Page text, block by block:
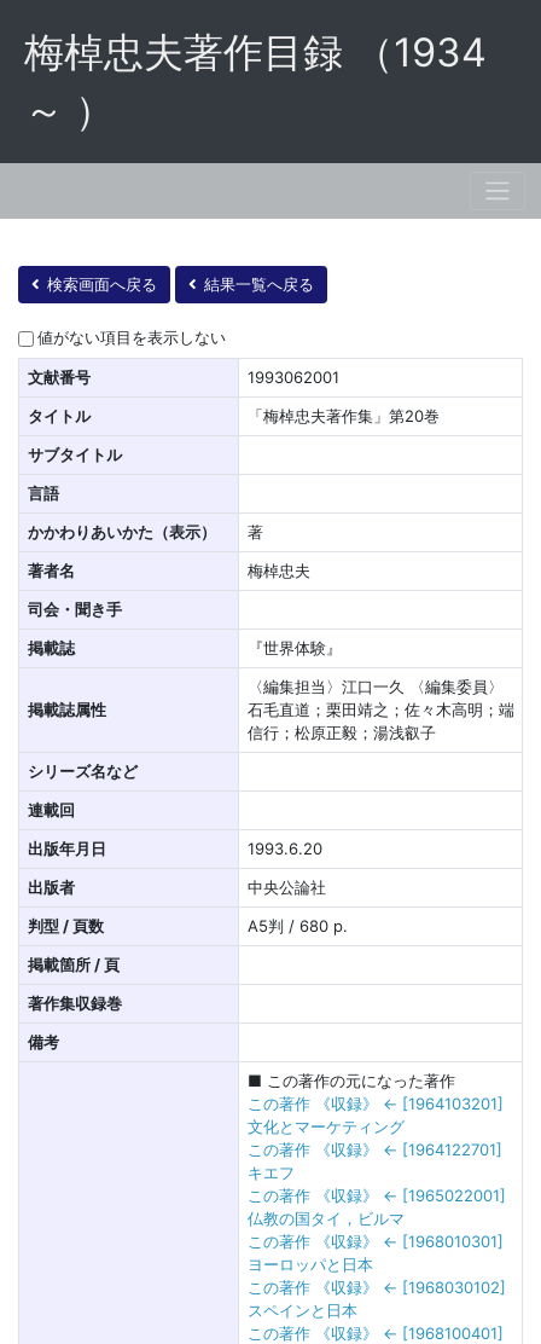
梅棹忠夫著作目録 （1934
～ ）
検索画面へ戻る 結果一覧へ戻る
値がない項目を表示しない
文献番号
1993062001
タイトル
「梅棹忠夫著作集」第20巻
サブタイトル
言語
かかわりあいかた（表示）
著
著者名
梅棹忠夫
司会・聞き手
掲載誌
『世界体験』
掲載誌属性
〈編集担当〉江口一久 〈編集委員〉
石毛直道；栗田靖之；佐々木高明；端
信行；松原正毅；湯浅叡子
シリーズ名など
連載回
出版年月日
1993.6.20
出版者
中央公論社
判型 / 頁数
A5判 / 680 p.
掲載箇所 / 頁
著作集収録巻
備考
■ この著作の元になった著作
この著作 《収録》 ← [1964103201]
文化とマーケティング
この著作 《収録》 ← [1964122701]
キエフ
この著作 《収録》 ← [1965022001]
仏教の国タイ，ビルマ
この著作 《収録》 ← [1968010301]
ヨーロッパと日本
この著作 《収録》 ← [1968030102]
スペインと日本
この著作 《収録》 ← [1968100401]